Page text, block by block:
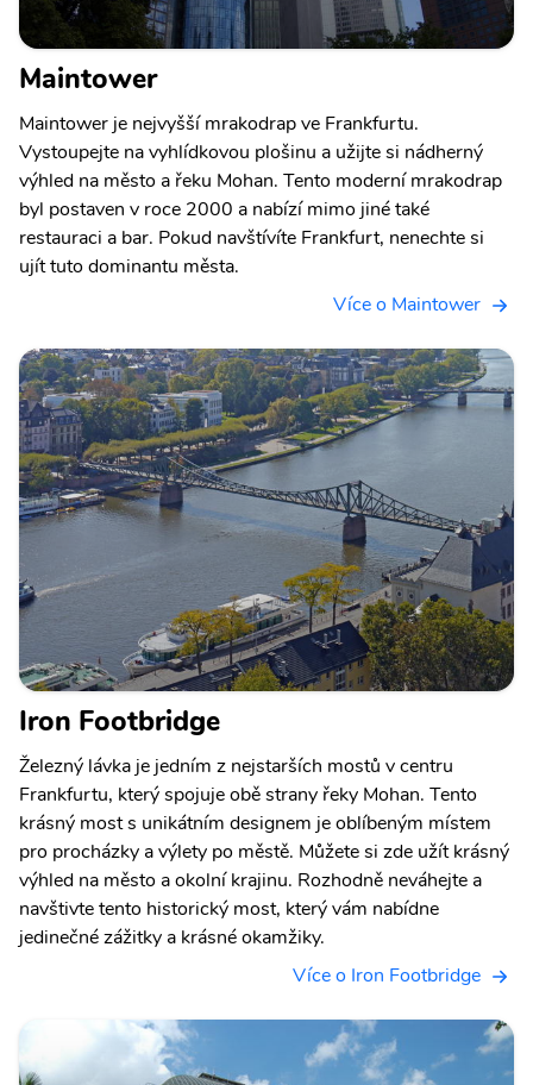
Maintower
Maintower je nejvyšší mrakodrap ve Frankfurtu.
Vystoupejte na vyhlídkovou plošinu a užijte si nádherný
výhled na město a řeku Mohan. Tento moderní mrakodrap
byl postaven v roce 2000 a nabízí mimo jiné také
restauraci a bar. Pokud navštívíte Frankfurt, nenechte si
ujít tuto dominantu města.
Více o Maintower
Iron Footbridge
Železný lávka je jedním z nejstarších mostů v centru
Frankfurtu, který spojuje obě strany řeky Mohan. Tento
krásný most s unikátním designem je oblíbeným místem
pro procházky a výlety po městě. Můžete si zde užít krásný
výhled na město a okolní krajinu. Rozhodně neváhejte a
navštivte tento historický most, který vám nabídne
jedinečné zážitky a krásné okamžiky.
Více o Iron Footbridge